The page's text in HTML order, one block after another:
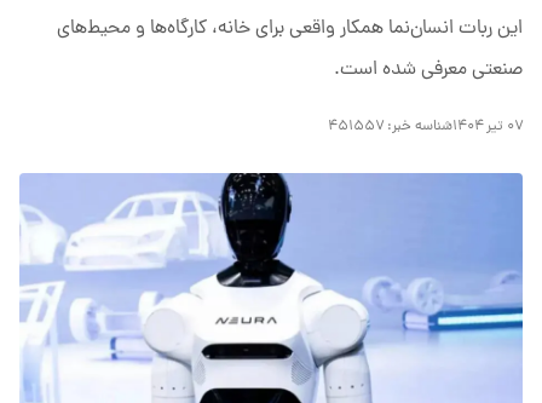
این ربات انسان‌نما همکار واقعی برای خانه، کارگاه‌ها و محیط‌های
صنعتی معرفی شده است.
۰۷ تیر ۱۴۰۴ شناسه خبر: ۴۵۱۵۵۷